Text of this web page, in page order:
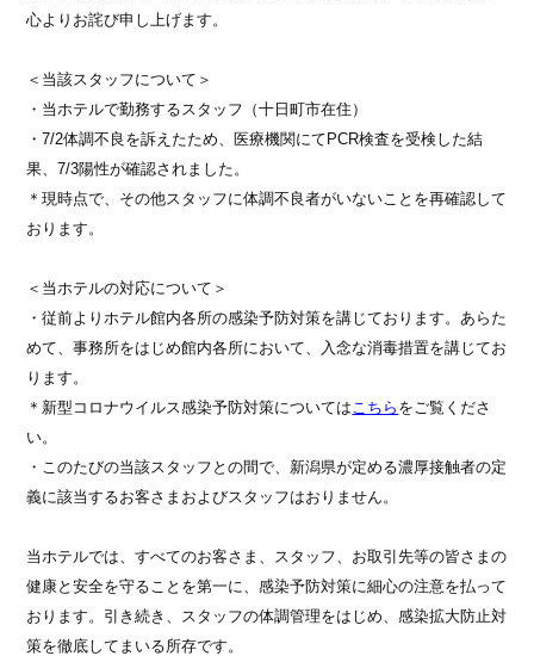
心よりお詫び申し上げます。
＜当該スタッフについて＞
・当ホテルで勤務するスタッフ（十日町市在住）
・7/2体調不良を訴えたため、医療機関にてPCR検査を受検した結
果、7/3陽性が確認されました。
＊現時点で、その他スタッフに体調不良者がいないことを再確認して
おります。
＜当ホテルの対応について＞
・従前よりホテル館内各所の感染予防対策を講じております。あらた
めて、事務所をはじめ館内各所において、入念な消毒措置を講じてお
ります。
＊新型コロナウイルス感染予防対策については こちら をご覧くださ
い。
・このたびの当該スタッフとの間で、新潟県が定める濃厚接触者の定
義に該当するお客さまおよびスタッフはおりません。
当ホテルでは、すべてのお客さま、スタッフ、お取引先等の皆さまの
健康と安全を守ることを第一に、感染予防対策に細心の注意を払って
おります。引き続き、スタッフの体調管理をはじめ、感染拡大防止対
策を徹底してまいる所存です。